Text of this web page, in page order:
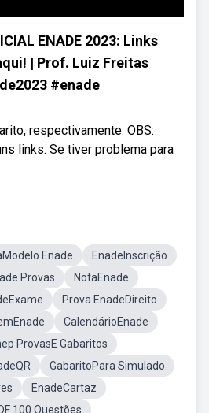
ENADE 2023: Links
| Prof. Luiz Freitas
#enade
respectivamente. OBS:
links. Se tiver problema para
Enade
EnadeInscrição
Provas
NotaEnade
Prova EnadeDireito
CalendárioEnade
ProvasE Gabaritos
GabaritoPara Simulado
EnadeCartaz
100 Questões